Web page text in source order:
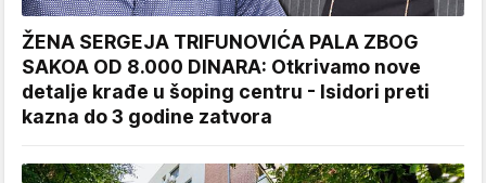
ŽENA SERGEJA TRIFUNOVIĆA PALA ZBOG
SAKOA OD 8.000 DINARA: Otkrivamo nove
detalje krađe u šoping centru - Isidori preti
kazna do 3 godine zatvora